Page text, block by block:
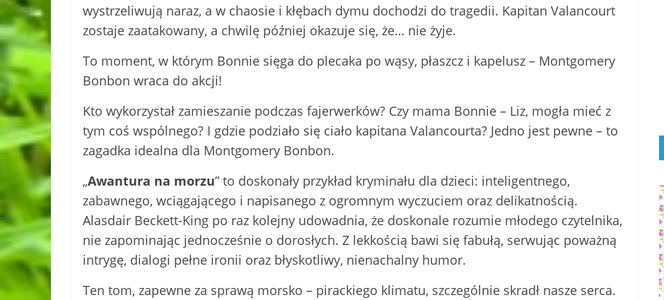
wystrzeliwują naraz, a w chaosie i kłębach dymu dochodzi do tragedii. Kapitan Valancourt
zostaje zaatakowany, a chwilę później okazuje się, że… nie żyje.
To moment, w którym Bonnie sięga do plecaka po wąsy, płaszcz i kapelusz – Montgomery
Bonbon wraca do akcji!
Kto wykorzystał zamieszanie podczas fajerwerków? Czy mama Bonnie – Liz, mogła mieć z
tym coś wspólnego? I gdzie podziało się ciało kapitana Valancourta? Jedno jest pewne – to
zagadka idealna dla Montgomery Bonbon.
„Awantura na morzu” to doskonały przykład kryminału dla dzieci: inteligentnego,
zabawnego, wciągającego i napisanego z ogromnym wyczuciem oraz delikatnością.
Alasdair Beckett-King po raz kolejny udowadnia, że doskonale rozumie młodego czytelnika,
nie zapominając jednocześnie o dorosłych. Z lekkością bawi się fabułą, serwując poważną
intrygę, dialogi pełne ironii oraz błyskotliwy, nienachalny humor.
Ten tom, zapewne za sprawą morsko – pirackiego klimatu, szczególnie skradł nasze serca.